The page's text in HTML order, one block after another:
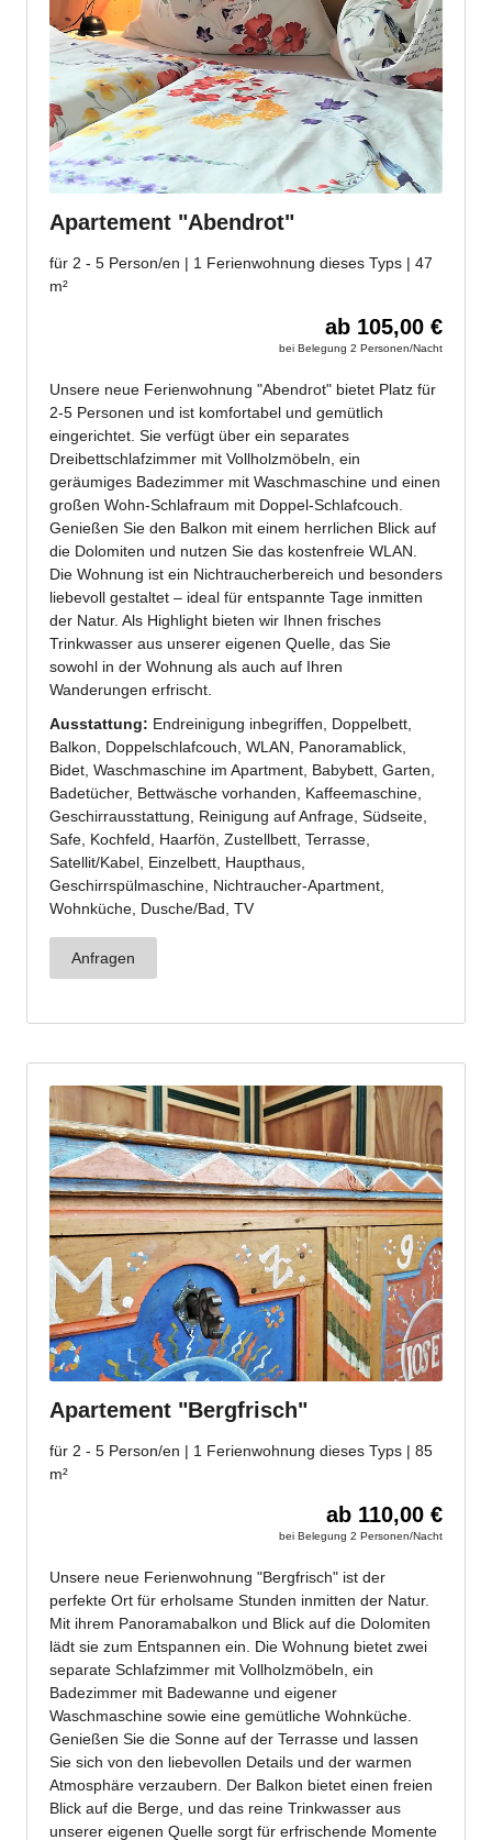
Jenesien-Newsletter
Jenesien auch in der Ferne immer ganz nah - mit
unserem Newsletter!
Melde dich jetzt an und hol dir die neuesten Infos zu
unserer sanften Ferienregion direkt nach Hause.
Wir freuen uns auf dich!
Jetzt anmelden!